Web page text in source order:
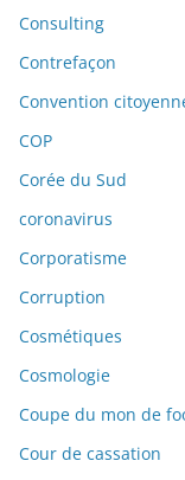
Consulting
Contrefaçon
Convention
COP
Corée du Sud
coronavirus
Corporatisme
Corruption
Cosmétiques
Cosmologie
Coupe du mon de
Cour de cassation